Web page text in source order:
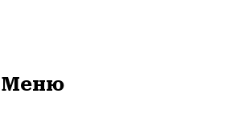
Меню